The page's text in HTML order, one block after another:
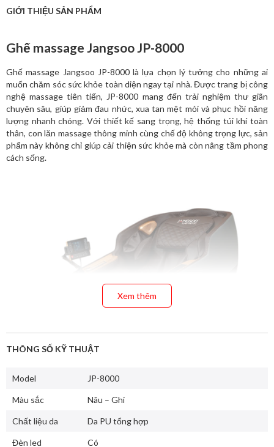
GIỚI THIỆU SẢN PHẨM
Ghế massage Jangsoo JP-8000
Ghế massage Jangsoo JP-8000 là lựa chọn lý tưởng cho những ai
muốn chăm sóc sức khỏe toàn diện ngay tại nhà. Được trang bị công
nghệ massage tiên tiến, JP-8000 mang đến trải nghiệm thư giãn
chuyên sâu, giúp giảm đau nhức, xua tan mệt mỏi và phục hồi năng
lượng nhanh chóng. Với thiết kế sang trọng, hệ thống túi khí toàn
thân, con lăn massage thông minh cùng chế độ không trọng lực, sản
phẩm này không chỉ giúp cải thiện sức khỏe mà còn nâng tầm phong
cách sống.
Xem thêm
THÔNG SỐ KỸ THUẬT
Model JP-8000
Màu sắc Nâu – Ghi
Chất liệu da Da PU tổng hợp
Đèn led Có